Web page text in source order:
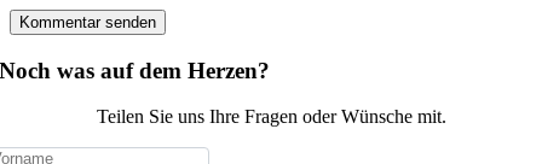
Noch was auf dem Herzen?
Teilen Sie uns Ihre Fragen oder Wünsche mit.